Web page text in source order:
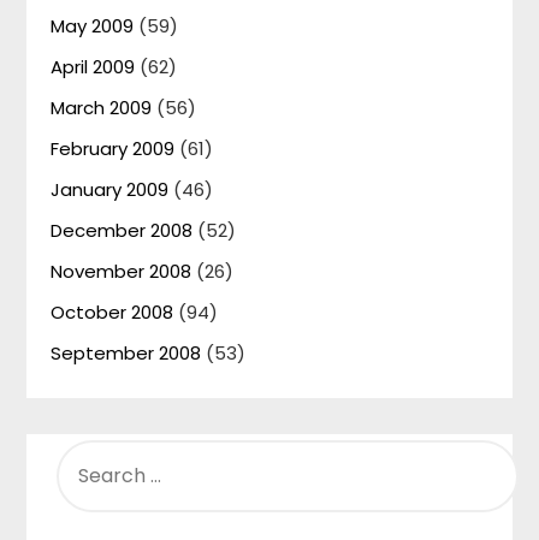
May 2009 (59)
April 2009 (62)
March 2009 (56)
February 2009 (61)
January 2009 (46)
December 2008 (52)
November 2008 (26)
October 2008 (94)
September 2008 (53)
FOR: